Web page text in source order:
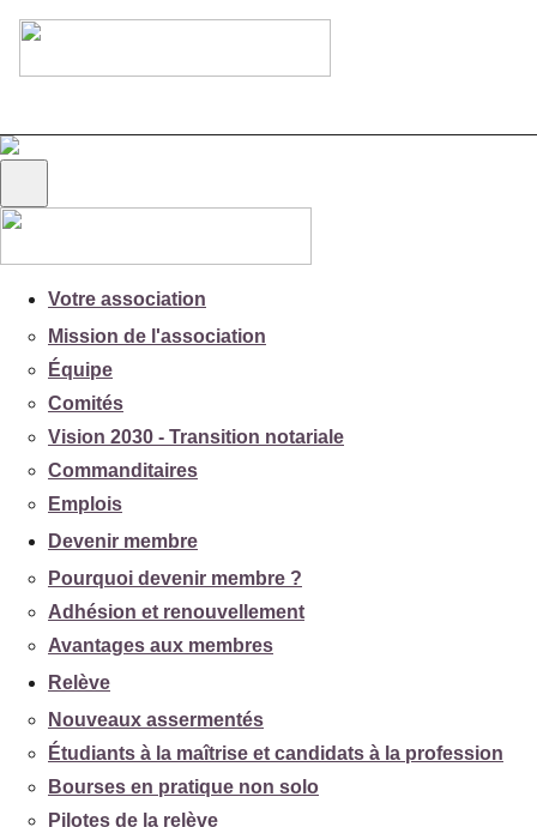
Votre association
Mission de l'association
Équipe
Comités
Vision 2030 - Transition notariale
Commanditaires
Emplois
Devenir membre
Pourquoi devenir membre ?
Adhésion et renouvellement
Avantages aux membres
Relève
Nouveaux assermentés
Étudiants à la maîtrise et candidats à la profession
Bourses en pratique non solo
Pilotes de la relève